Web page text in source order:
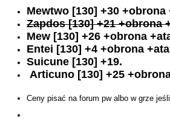
Mewtwo [130] +30 +obrona
Zapdos [130] +21 +obrona
Mew [130] +26 +obrona
Entei [130] +4 +obrona
Suicune [130] +19.
Articuno [130] +25
Ceny pisać na forum pw albo w grze